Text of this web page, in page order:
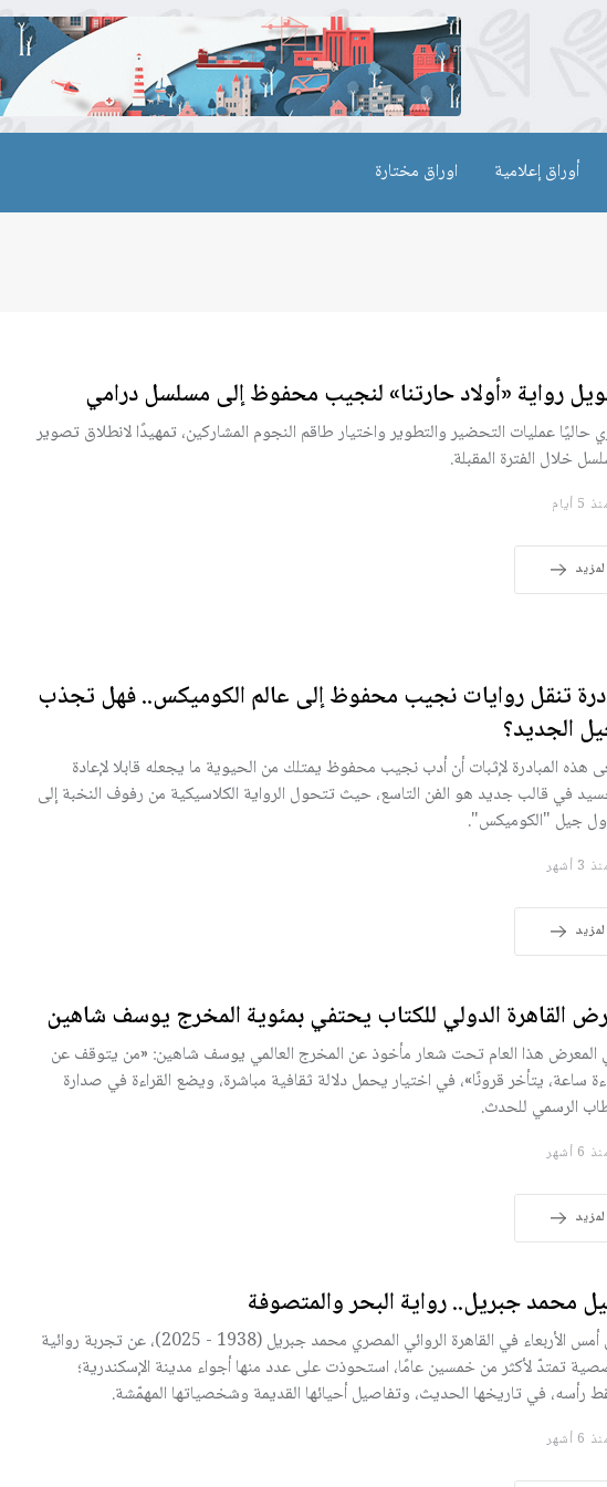
أوراق إعلامية اوراق مختارة
رواية «أولاد حارتنا» لنجيب محفوظ إلى مسلسل درامي
حاليًا عمليات التحضير والتطوير واختيار طاقم النجوم المشاركين، تمهيدًا لانطلاق تصوير
خلال الفترة المقبلة.
أيام
تنقل روايات نجيب محفوظ إلى عالم الكوميكس.. فهل تجذب
الجديد؟
هذه المبادرة لإثبات أن أدب نجيب محفوظ يمتلك من الحيوية ما يجعله قابلا لإعادة
في قالب جديد هو الفن التاسع، حيث تتحول الرواية الكلاسيكية من رفوف النخبة إلى
جيل "الكوميكس".
أشهر
القاهرة الدولي للكتاب يحتفي بمئوية المخرج يوسف شاهين
المعرض هذا العام تحت شعار مأخوذ عن المخرج العالمي يوسف شاهين: «من يتوقف عن
ساعة، يتأخر قرونًا»، في اختيار يحمل دلالة ثقافية مباشرة، ويضع القراءة في صدارة
الرسمي للحدث.
أشهر
محمد جبريل.. رواية البحر والمتصوفة
رحل أمس الأربعاء في القاهرة الروائي المصري محمد جبريل (1938 - 2025)، عن تجربة روائية
تمتدّ لأكثر من خمسين عامًا، استحوذت على عدد منها أجواء مدينة الإسكندرية؛
رأسه، في تاريخها الحديث، وتفاصيل أحيائها القديمة وشخصياتها المهمّشة.
أشهر